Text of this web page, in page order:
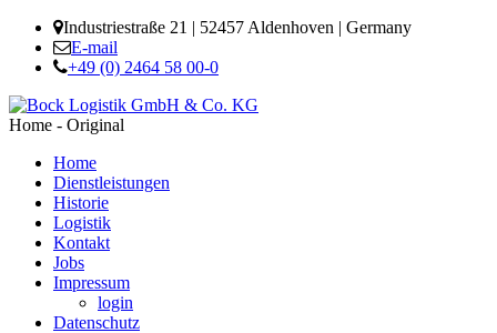
Industriestraße 21 | 52457 Aldenhoven | Germany
E-mail
+49 (0) 2464 58 00-0
Home - Original
Home
Dienstleistungen
Historie
Logistik
Kontakt
Jobs
Impressum
login
Datenschutz